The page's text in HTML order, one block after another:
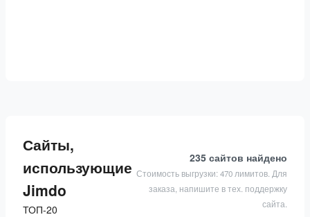
Сайты,
использующие
Jimdo
ТОП-20
235 сайтов найдено
Стоимость выгрузки: 470 лимитов. Для
заказа, напишите в тех. поддержку
сайта.